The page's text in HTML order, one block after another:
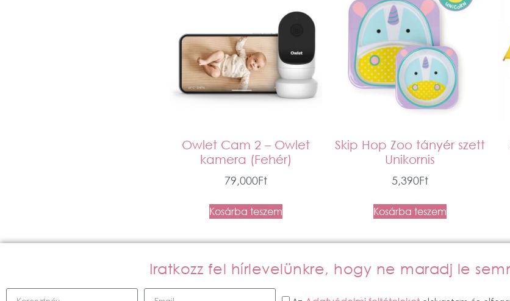
Owlet Cam 2 – Owlet
kamera (Fehér)
79,000Ft
Kosárba teszem
Skip Hop Zoo tányér szett
Unikornis
5,390Ft
Kosárba teszem
Iratkozz fel hírlevelünkre, hogy ne maradj le